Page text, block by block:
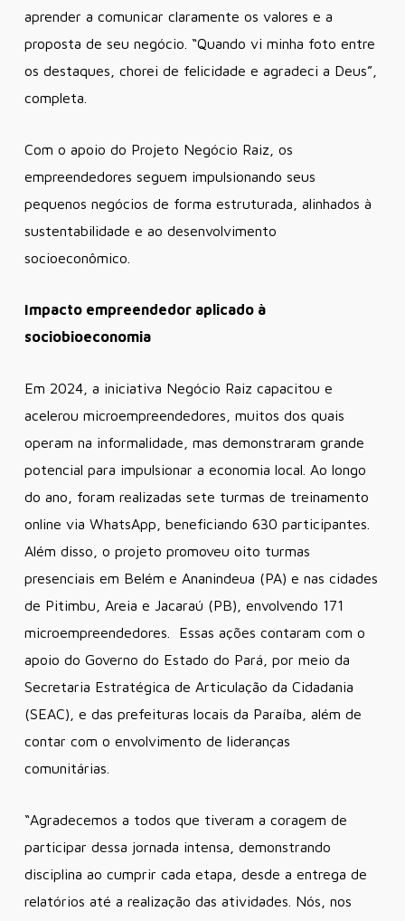
aprender a comunicar claramente os valores e a
proposta de seu negócio. “Quando vi minha foto entre
os destaques, chorei de felicidade e agradeci a Deus”,
completa.
Com o apoio do Projeto Negócio Raiz, os
empreendedores seguem impulsionando seus
pequenos negócios de forma estruturada, alinhados à
sustentabilidade e ao desenvolvimento
socioeconômico.
Impacto empreendedor aplicado à
sociobioeconomia
Em 2024, a iniciativa Negócio Raiz capacitou e
acelerou microempreendedores, muitos dos quais
operam na informalidade, mas demonstraram grande
potencial para impulsionar a economia local. Ao longo
do ano, foram realizadas sete turmas de treinamento
online via WhatsApp, beneficiando 630 participantes.
Além disso, o projeto promoveu oito turmas
presenciais em Belém e Ananindeua (PA) e nas cidades
de Pitimbu, Areia e Jacaraú (PB), envolvendo 171
microempreendedores. Essas ações contaram com o
apoio do Governo do Estado do Pará, por meio da
Secretaria Estratégica de Articulação da Cidadania
(SEAC), e das prefeituras locais da Paraíba, além de
contar com o envolvimento de lideranças
comunitárias.
“Agradecemos a todos que tiveram a coragem de
participar dessa jornada intensa, demonstrando
disciplina ao cumprir cada etapa, desde a entrega de
relatórios até a realização das atividades. Nós, nos